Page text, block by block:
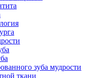
зуба мудрости
ткани